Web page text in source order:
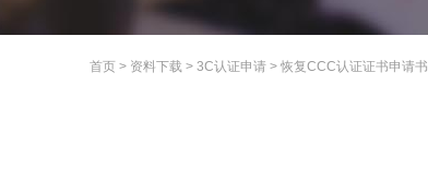
首页 > 资料下载 > 3C认证申请 > 恢复CCC认证证书申请书